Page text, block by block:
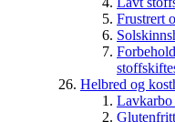
Frustrert
Helbred og
Glutenfritt